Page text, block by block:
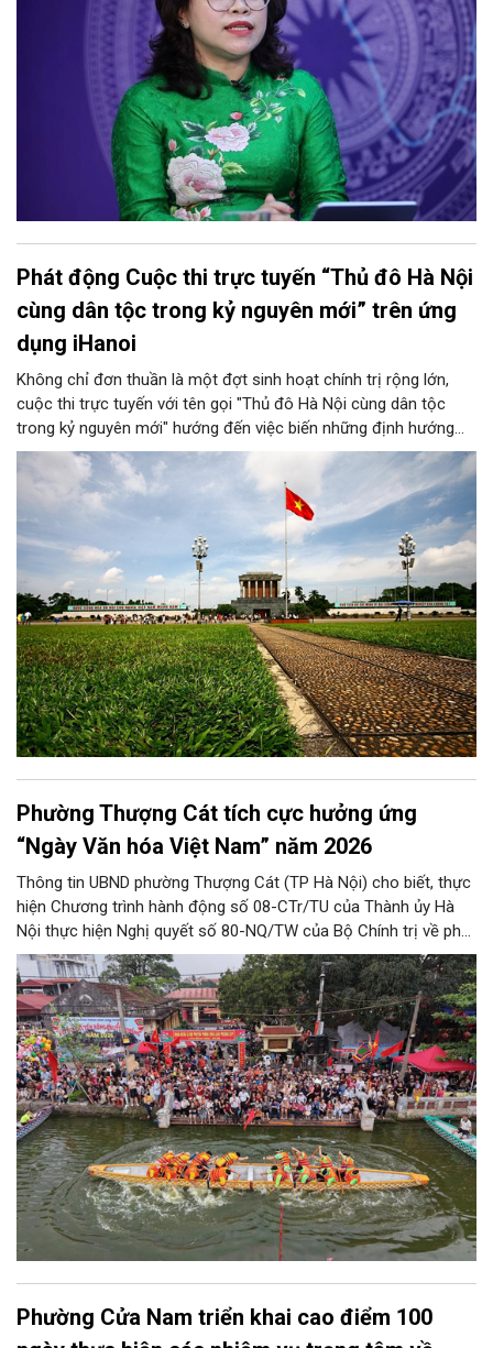
Người Hà Nội, đồng chí Trịnh Ngọc Trâm - UVBTV, Phó Chủ tịch
UBND phường Cửa Nam đã làm rõ nh
Phát động Cuộc thi trực tuyến “Thủ đô Hà Nội
cùng dân tộc trong kỷ nguyên mới” trên ứng
dụng iHanoi
Không chỉ đơn thuần là một đợt sinh hoạt chính trị rộng lớn,
cuộc thi trực tuyến với tên gọi "Thủ đô Hà Nội cùng dân tộc
trong kỷ nguyên mới" hướng đến việc biến những định hướng
chiến lược trong Nghị quyết số 02-NQ/TW của Bộ Chính trị
thành niềm tin, thành nhận thức chung của mỗi người dân.
Phường Thượng Cát tích cực hưởng ứng
“Ngày Văn hóa Việt Nam” năm 2026
Thông tin UBND phường Thượng Cát (TP Hà Nội) cho biết, thực
hiện Chương trình hành động số 08-CTr/TU của Thành ủy Hà
Nội thực hiện Nghị quyết số 80-NQ/TW của Bộ Chính trị về phát
triển Văn hóa Việt Nam; Kế hoạch của UBND Thành phố Hà Nội,
phường Thượng Cát tổ chức nhiều hoạt động trong tháng
11/2026 hưởng ứng “Ngày Văn hóa Việt Nam” năm 2026 trên
địa bàn.
Phường Cửa Nam triển khai cao điểm 100